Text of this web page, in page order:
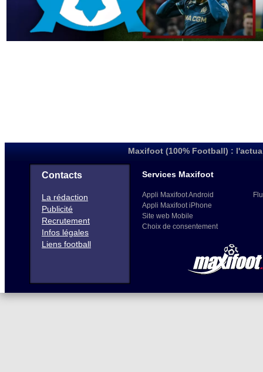
Maxifoot (100% Football) :
Contacts
La rédaction
Publicité
Recrutement
Infos légales
Liens football
Services Maxifoot
Appli Maxifoot Android
Appli Maxifoot iPhone
Site web Mobile
Choix de consentement